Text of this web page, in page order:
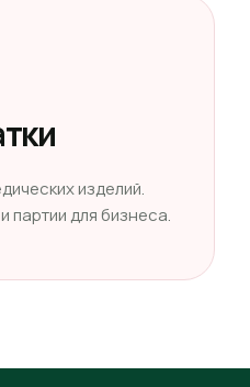
изделий.
партии для бизнеса.